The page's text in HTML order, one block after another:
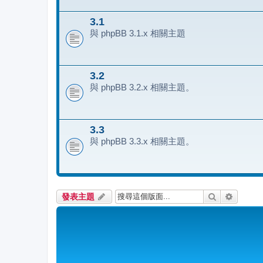
3.1
與 phpBB 3.1.x 相關主題
3.2
與 phpBB 3.2.x 相關主題。
3.3
與 phpBB 3.3.x 相關主題。
發表主題 搜尋